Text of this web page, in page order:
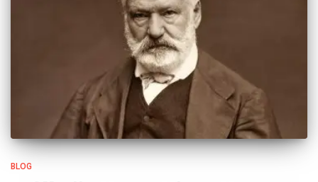
BLOG